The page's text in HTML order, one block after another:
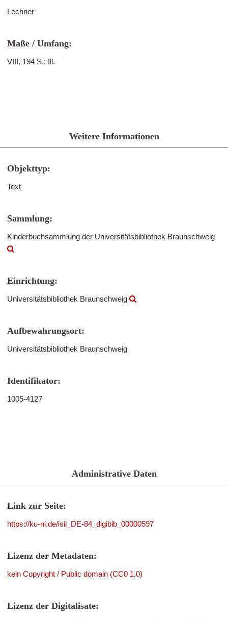
Lechner
Maße / Umfang:
VIII, 194 S.; Ill.
Weitere Informationen
Objekttyp:
Text
Sammlung:
Kinderbuchsammlung der Universitätsbibliothek Braunschweig
Einrichtung:
Universitätsbibliothek Braunschweig
Aufbewahrungsort:
Universitätsbibliothek Braunschweig
Identifikator:
1005-4127
Administrative Daten
Link zur Seite:
https://ku-ni.de/isil_DE-84_digibib_00000597
Lizenz der Metadaten:
kein Copyright / Public domain (CC0 1.0)
Lizenz der Digitalisate: